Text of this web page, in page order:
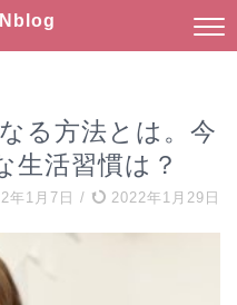
る方法とは。今
生活習慣は？
年1月7日 / 2022年1月29日